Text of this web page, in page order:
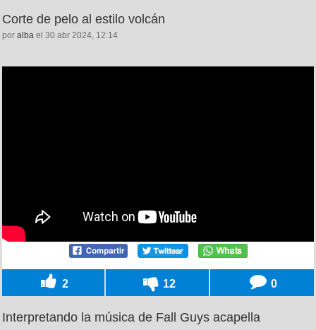
Corte de pelo al estilo volcán
por alba el 30 abr 2024, 12:14
2 12 0
Interpretando la música de Fall Guys acapella